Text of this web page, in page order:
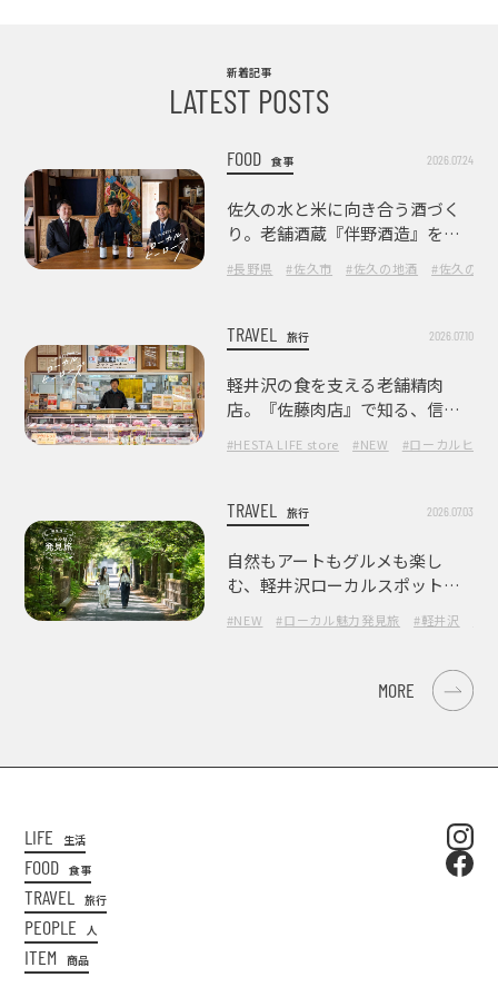
新着記事
LATEST POSTS
FOOD 食事 2026.07.24
佐久の水と米に向き合う酒づく
り。老舗酒蔵『伴野酒造』を訪
#長野県 #佐久市 #佐久の地酒 #佐久の酒
TRAVEL 旅行 2026.07.10
軽井沢の食を支える老舗精肉
店。『佐藤肉店』で知る、信州
#HESTA LIFE store #NEW #ローカルヒー
TRAVEL 旅行 2026.07.03
自然もアートもグルメも楽し
む、軽井沢ローカルスポット巡
#NEW #ローカル魅力発見旅 #軽井沢
MORE
LIFE 生活
FOOD 食事
TRAVEL 旅行
PEOPLE 人
ITEM 商品